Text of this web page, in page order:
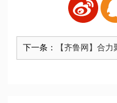
下一条：
【齐鲁网】合
协同发展学术研